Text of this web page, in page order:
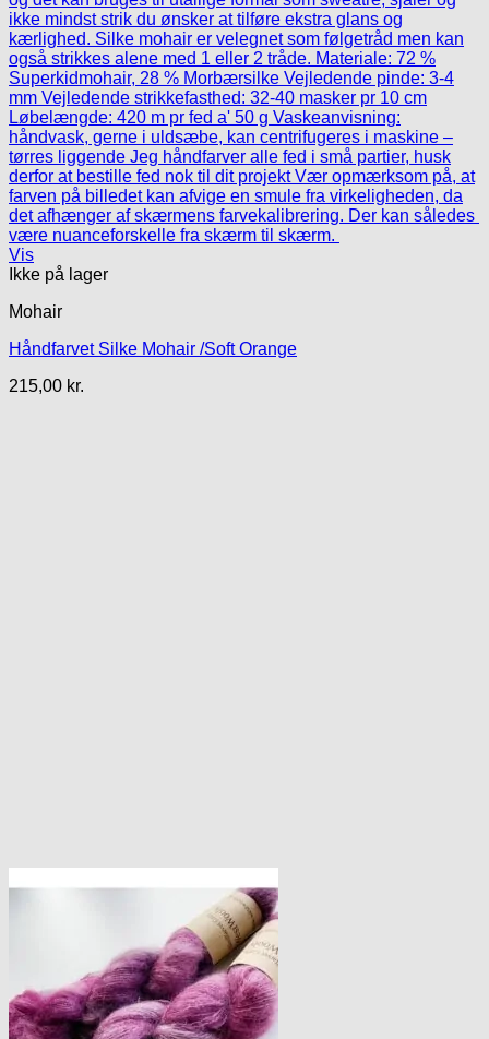
Vis
Ikke på lager
Mohair
Håndfarvet Silke Mohair /Soft Orange
215,00 kr.